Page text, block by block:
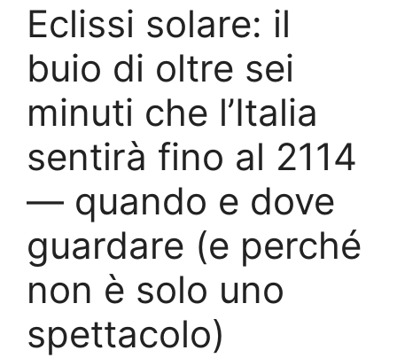
Eclissi solare: il
buio di oltre sei
minuti che l’Italia
sentirà fino al 2114
— quando e dove
guardare (e perché
non è solo uno
spettacolo)